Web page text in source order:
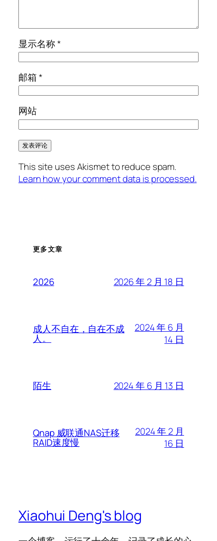
显示名称*
邮箱*
网站
This site uses Akismet to reduce spam.
Learn how your comment data is processed.
更多文章
2026 2026 年 2 月 18 日
成人不自在，自在不成
人。
2024 年 6 月
14 日
陌生 2024 年 6 月 13 日
Qnap 威联通NAS迁移
RAID速度慢
2024 年 2 月
16 日
Xiaohui Deng's blog